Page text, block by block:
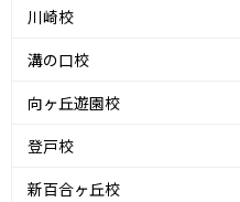
川崎校
溝の口校
向ヶ丘遊園校
登戸校
新百合ヶ丘校